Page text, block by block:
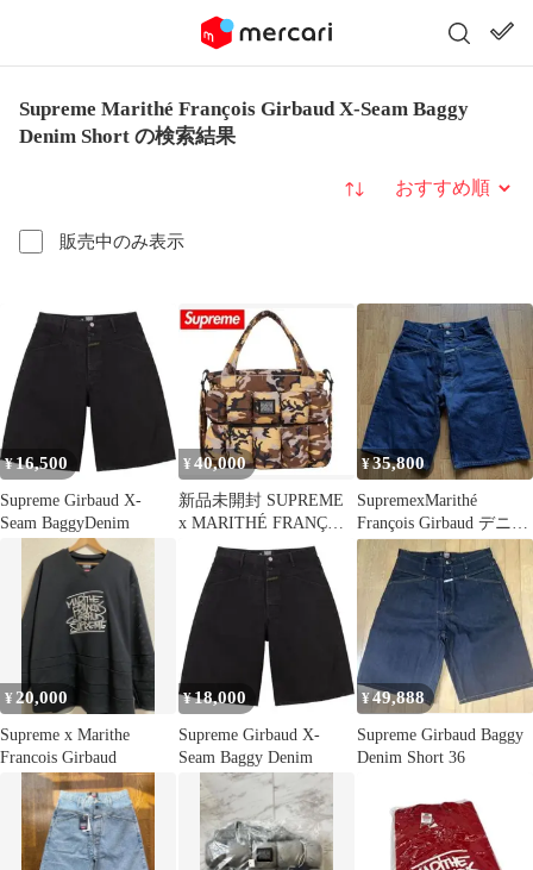
Supreme Marithé François Girbaud X-Seam Baggy
Denim Short の検索結果
販売中のみ表示
並び替え
¥16,500
Supreme Girbaud X-
Seam BaggyDenim
¥ 40,000
新品未開封 SUPREME
x MARITHÉ FRANÇOIS
GIRBAUD
¥35,800
SupremexMarithé
François Girbaud デニム
30
¥ 20,000
Supreme x Marithe
Francois Girbaud
¥18,000
Supreme Girbaud X-
Seam Baggy Denim
¥49,888
Supreme Girbaud Baggy
Denim Short 36